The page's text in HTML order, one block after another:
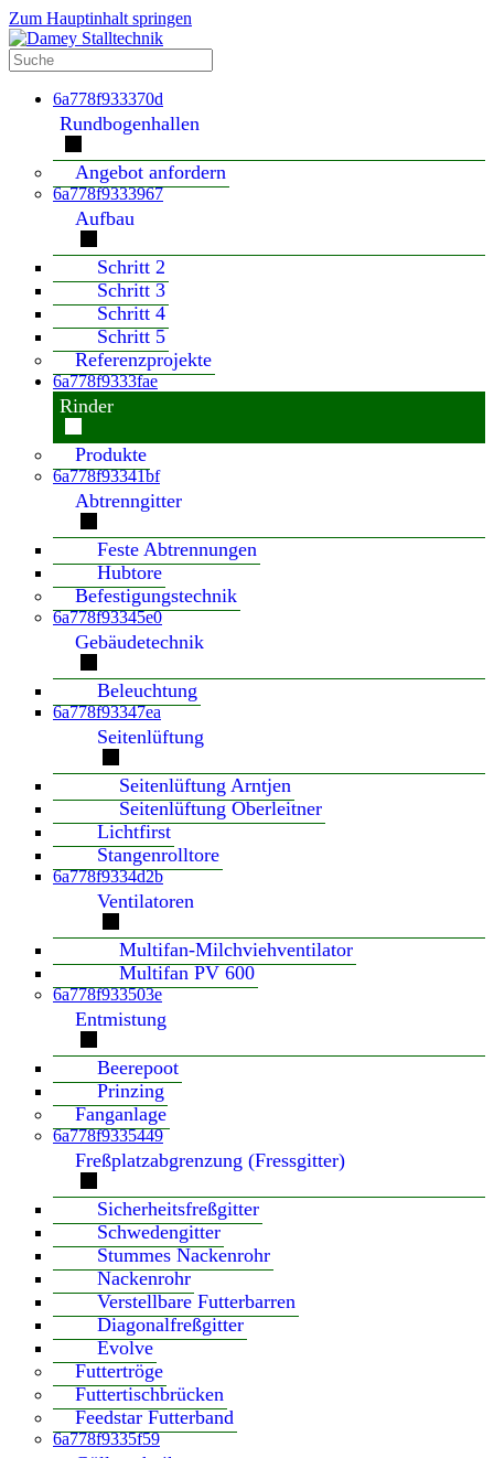
Zum Hauptinhalt springen
6a778f933370d
Rundbogenhallen
Angebot anfordern
6a778f9333967
Aufbau
Schritt 2
Schritt 3
Schritt 4
Schritt 5
Referenzprojekte
6a778f9333fae
Rinder
Produkte
6a778f93341bf
Abtrenngitter
Feste Abtrennungen
Hubtore
Befestigungstechnik
6a778f93345e0
Gebäudetechnik
Beleuchtung
6a778f93347ea
Seitenlüftung
Seitenlüftung Arntjen
Seitenlüftung Oberleitner
Lichtfirst
Stangenrolltore
6a778f9334d2b
Ventilatoren
Multifan-Milchviehventilator
Multifan PV 600
6a778f933503e
Entmistung
Beerepoot
Prinzing
Fanganlage
6a778f9335449
Freßplatzabgrenzung (Fressgitter)
Sicherheitsfreßgitter
Schwedengitter
Stummes Nackenrohr
Nackenrohr
Verstellbare Futterbarren
Diagonalfreßgitter
Evolve
Futtertröge
Futtertischbrücken
Feedstar Futterband
6a778f9335f59